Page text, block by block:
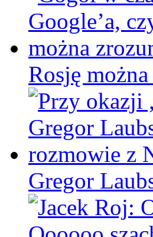
Rosję
Gregor